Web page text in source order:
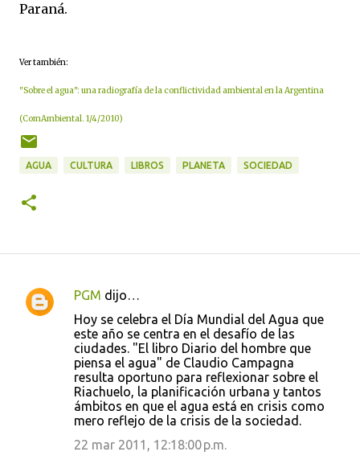
Paraná.
Ver también:
"Sobre el agua": una radiografía de la conflictividad ambiental en la Argentina
(ComAmbiental. 1/4/2010)
AGUA CULTURA LIBROS PLANETA SOCIEDAD
C
PGM dijo…
Hoy se celebra el Día Mundial del Agua que
este año se centra en el desafío de las
ciudades. "El libro Diario del hombre que
piensa el agua" de Claudio Campagna
resulta oportuno para reflexionar sobre el
Riachuelo, la planificación urbana y tantos
ámbitos en que el agua está en crisis como
mero reflejo de la crisis de la sociedad.
22 mar 2011, 12:18:00 p.m.